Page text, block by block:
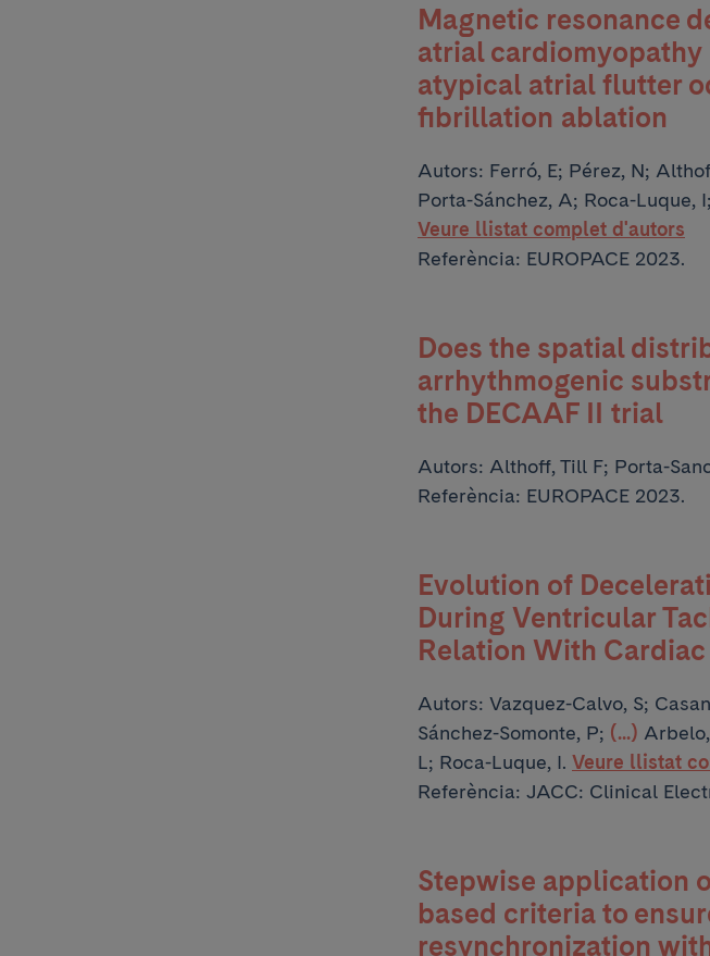
Magnetic resonance
atrial
atypical atrial flutter
fibrillation ablation
Autors: Ferró, E; Pérez, N;
Porta-Sánchez, A; Roca-Luque,
Veure llistat complet d'autors
Referència: EUROPACE 2023.
Does the spatial
arrhythmogenic
the DECAAF II trial
Autors: Althoff, Till F; Porta-
Referència: EUROPACE 2023.
Evolution of
During Ventricular
Relation With
Autors: Vazquez-Calvo, S;
Sánchez-Somonte, P; (...)
L; Roca-Luque, I. Veure llistat
Referència: JACC: Clinical
Stepwise application
based criteria to
resynchronization